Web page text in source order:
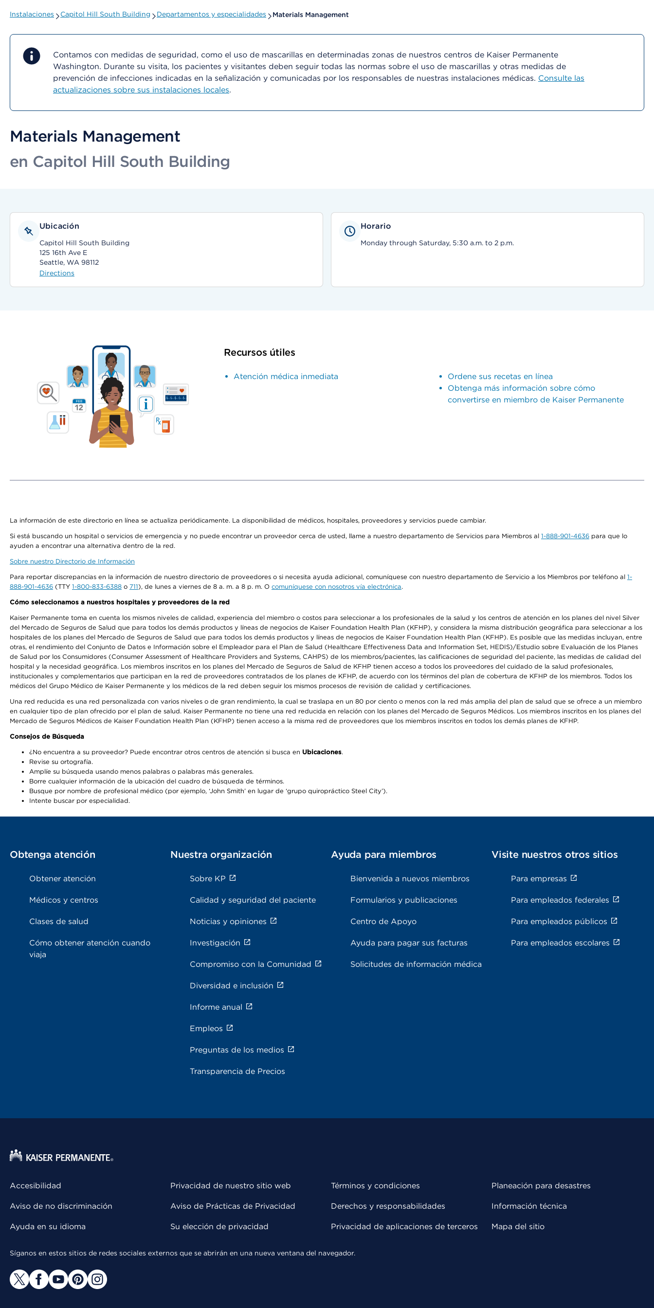
Instalaciones Capitol Hill South Building Departamentos y especialidades Materials Management
Contamos con medidas de seguridad, como el uso de mascarillas en determinadas zonas de nuestros centros de Kaiser Permanente
Washington. Durante su visita, los pacientes y visitantes deben seguir todas las normas sobre el uso de mascarillas y otras medidas de
prevención de infecciones indicadas en la señalización y comunicadas por los responsables de nuestras instalaciones médicas. Consulte las
actualizaciones sobre sus instalaciones locales.
Materials Management
en Capitol Hill South Building
Ubicación
Capitol Hill South Building
125 16th Ave E
Seattle, WA 98112
Directions
Horario
Monday through Saturday, 5:30 a.m. to 2 p.m.
Recursos útiles
Atención médica inmediata
Ordene sus recetas en línea
Obtenga más información sobre cómo
convertirse en miembro de Kaiser Permanente
La información de este directorio en línea se actualiza periódicamente. La disponibilidad de médicos, hospitales, proveedores y servicios puede cambiar.
Si está buscando un hospital o servicios de emergencia y no puede encontrar un proveedor cerca de usted, llame a nuestro departamento de Servicios para Miembros al 1-888-901-4636 para que lo
ayuden a encontrar una alternativa dentro de la red.
Sobre nuestro Directorio de Información
Para reportar discrepancias en la información de nuestro directorio de proveedores o si necesita ayuda adicional, comuníquese con nuestro departamento de Servicio a los Miembros por teléfono al 1-
888-901-4636 (TTY 1-800-833-6388 o 711), de lunes a viernes de 8 a. m. a 8 p. m. O comuníquese con nosotros vía electrónica.
Cómo seleccionamos a nuestros hospitales y proveedores de la red
Kaiser Permanente toma en cuenta los mismos niveles de calidad, experiencia del miembro o costos para seleccionar a los profesionales de la salud y los centros de atención en los planes del nivel Silver
del Mercado de Seguros de Salud que para todos los demás productos y líneas de negocios de Kaiser Foundation Health Plan (KFHP), y considera la misma distribución geográfica para seleccionar a los
hospitales de los planes del Mercado de Seguros de Salud que para todos los demás productos y líneas de negocios de Kaiser Foundation Health Plan (KFHP). Es posible que las medidas incluyan, entre
otras, el rendimiento del Conjunto de Datos e Información sobre el Empleador para el Plan de Salud (Healthcare Effectiveness Data and Information Set, HEDIS)/Estudio sobre Evaluación de los Planes
de Salud por los Consumidores (Consumer Assessment of Healthcare Providers and Systems, CAHPS) de los miembros/pacientes, las calificaciones de seguridad del paciente, las medidas de calidad del
hospital y la necesidad geográfica. Los miembros inscritos en los planes del Mercado de Seguros de Salud de KFHP tienen acceso a todos los proveedores del cuidado de la salud profesionales,
institucionales y complementarios que participan en la red de proveedores contratados de los planes de KFHP, de acuerdo con los términos del plan de cobertura de KFHP de los miembros. Todos los
médicos del Grupo Médico de Kaiser Permanente y los médicos de la red deben seguir los mismos procesos de revisión de calidad y certificaciones.
Una red reducida es una red personalizada con varios niveles o de gran rendimiento, la cual se traslapa en un 80 por ciento o menos con la red más amplia del plan de salud que se ofrece a un miembro
en cualquier tipo de plan ofrecido por el plan de salud. Kaiser Permanente no tiene una red reducida en relación con los planes del Mercado de Seguros Médicos. Los miembros inscritos en los planes del
Mercado de Seguros Médicos de Kaiser Foundation Health Plan (KFHP) tienen acceso a la misma red de proveedores que los miembros inscritos en todos los demás planes de KFHP.
Consejos de Búsqueda
¿No encuentra a su proveedor? Puede encontrar otros centros de atención si busca en Ubicaciones.
Revise su ortografía.
Amplíe su búsqueda usando menos palabras o palabras más generales.
Borre cualquier información de la ubicación del cuadro de búsqueda de términos.
Busque por nombre de profesional médico (por ejemplo, ‘John Smith’ en lugar de ‘grupo quiropráctico Steel City’).
Intente buscar por especialidad.
Obtenga atención
Obtener atención
Médicos y centros
Clases de salud
Cómo obtener atención cuando
viaja
Nuestra organización
Sobre KP
Calidad y seguridad del paciente
Noticias y opiniones
Investigación
Compromiso con la Comunidad
Diversidad e inclusión
Informe anual
Empleos
Preguntas de los medios
Transparencia de Precios
Ayuda para miembros
Bienvenida a nuevos miembros
Formularios y publicaciones
Centro de Apoyo
Ayuda para pagar sus facturas
Solicitudes de información médica
Visite nuestros otros sitios
Para empresas
Para empleados federales
Para empleados públicos
Para empleados escolares
Accesibilidad
Aviso de no discriminación
Ayuda en su idioma
Privacidad de nuestro sitio web
Aviso de Prácticas de Privacidad
Su elección de privacidad
Términos y condiciones
Derechos y responsabilidades
Privacidad de aplicaciones de terceros
Planeación para desastres
Información técnica
Mapa del sitio
Síganos en estos sitios de redes sociales externos que se abrirán en una nueva ventana del navegador.